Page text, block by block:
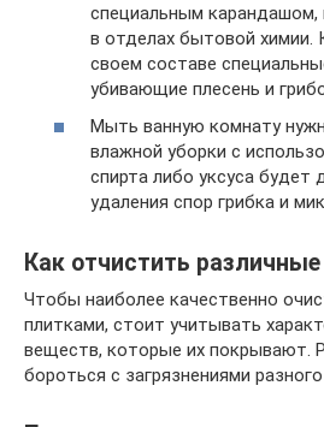
специальным
в отделах бытовой химии.
своем составе
убивающие плесень и
Мыть ванную комнату
влажной уборки с
спирта либо уксуса будет
удаления спор грибка и
Как отчистить различные
Чтобы наиболее качественно
плитками, стоит учитывать
веществ, которые их покрывают.
бороться с загрязнениями